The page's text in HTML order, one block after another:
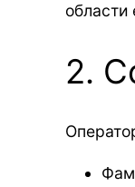
области
2.